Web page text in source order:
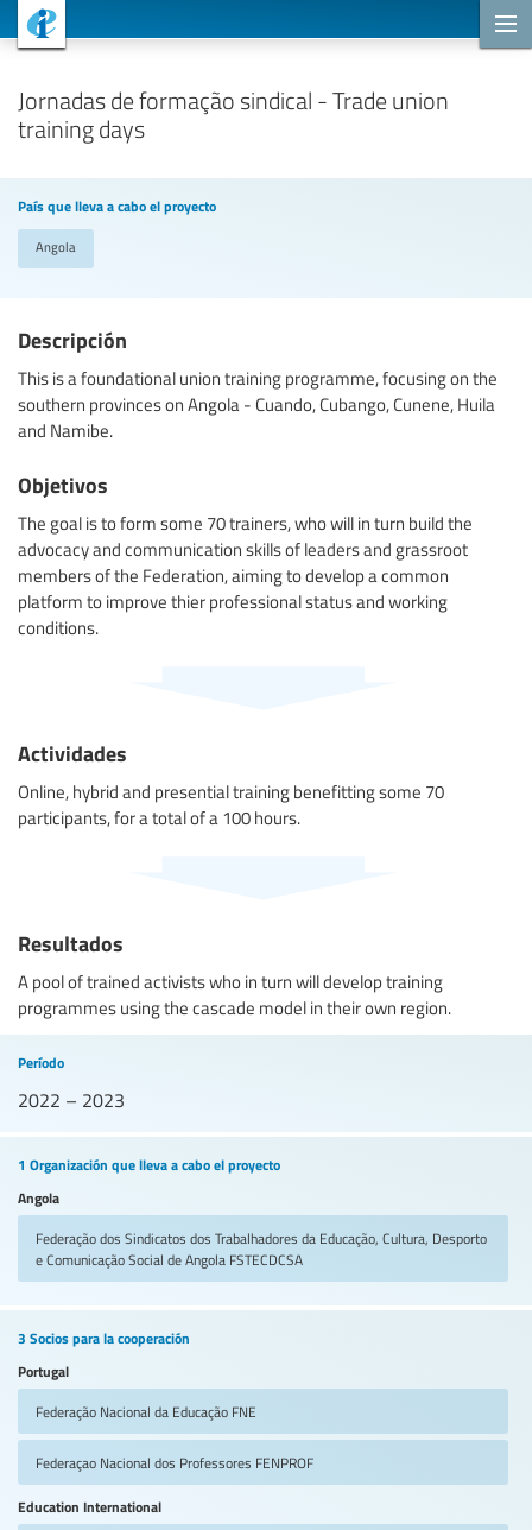
Jornadas de formação sindical - Trade union
training days
País que lleva a cabo el proyecto
Angola
Descripción
This is a foundational union training programme, focusing on the
southern provinces on Angola - Cuando, Cubango, Cunene, Huila
and Namibe.
Objetivos
The goal is to form some 70 trainers, who will in turn build the
advocacy and communication skills of leaders and grassroot
members of the Federation, aiming to develop a common
platform to improve thier professional status and working
conditions.
Actividades
Online, hybrid and presential training benefitting some 70
participants, for a total of a 100 hours.
Resultados
A pool of trained activists who in turn will develop training
programmes using the cascade model in their own region.
Período
2022 – 2023
1 Organización que lleva a cabo el proyecto
Angola
Federação dos Sindicatos dos Trabalhadores da Educação, Cultura, Desporto
e Comunicação Social de Angola FSTECDCSA
3 Socios para la cooperación
Portugal
Federação Nacional da Educação FNE
Federaçao Nacional dos Professores FENPROF
Education International